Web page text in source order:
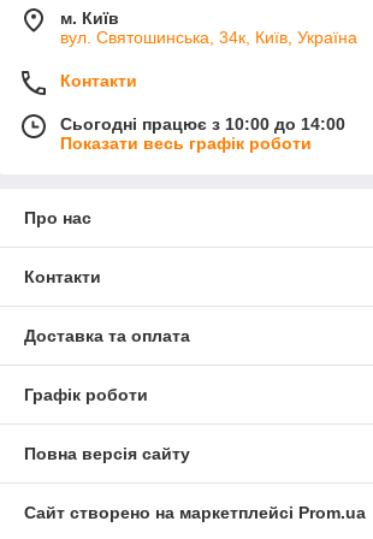
м. Київ
вул. Святошинська, 34к, Київ, Україна
Контакти
Сьогодні працює з 10:00 до 14:00
Показати весь графік роботи
Про нас
Контакти
Доставка та оплата
Графік роботи
Повна версія сайту
Сайт створено на маркетплейсі Prom.ua